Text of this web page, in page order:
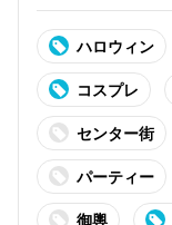
ハロウィン
コスプレ
センター街
パーティー
御輿